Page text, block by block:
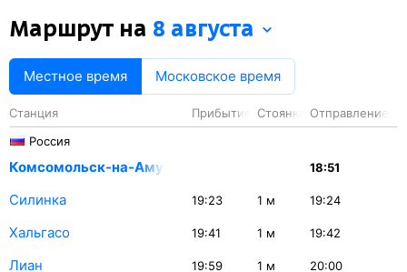
Маршрут на 8 августа
Местное время Московское время
Станция Прибытие Стоянка
Отправление
Россия
Комсомольск-на-Амуре 18:51
Силинка 19:23 1 м 19:24
Хальгасо 19:41 1 м 19:42
Лиан 19:59 1 м 20:00